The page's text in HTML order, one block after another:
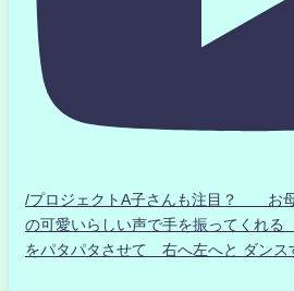
/プロジェクトA子さんも注目？ お
の可愛いらしい声で手を振ってくれ
をパタパタさせて 右へ左へと ダンス